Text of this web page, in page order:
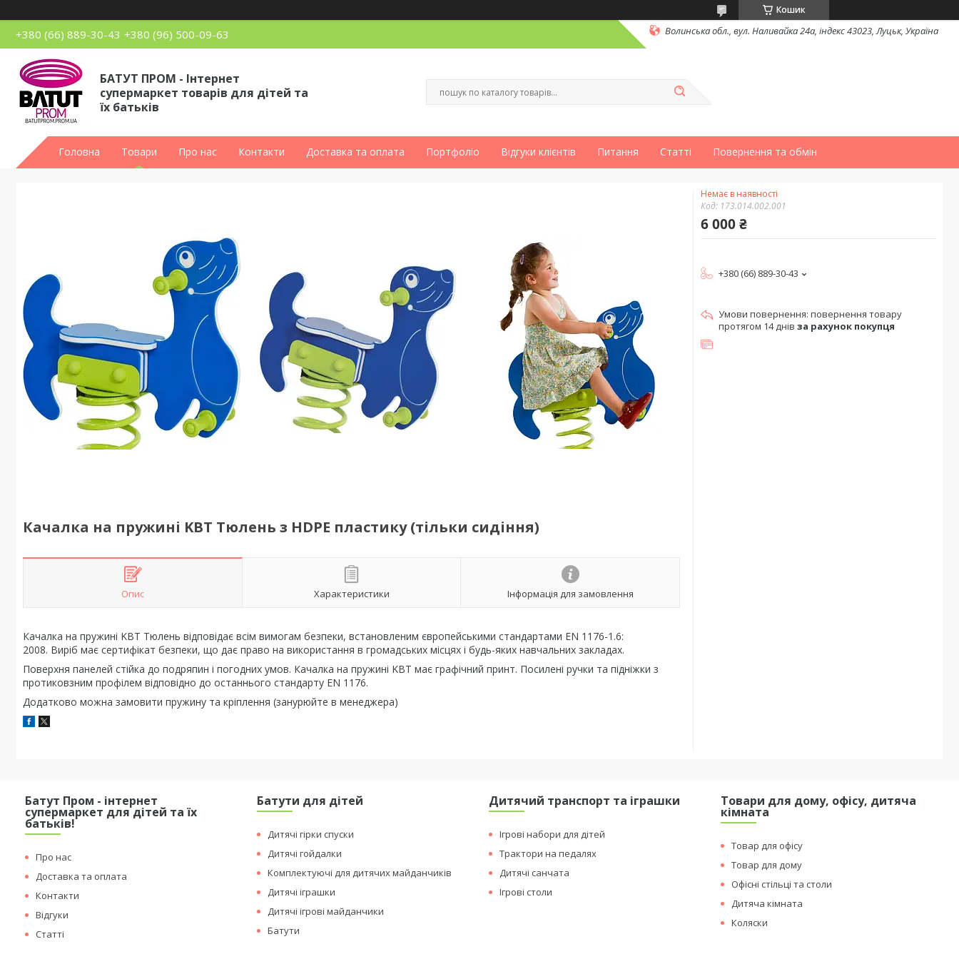
Кошик
+380 (66) 889-30-43 +380 (96) 500-09-63 Волинська обл., вул. Наливайка 24а, індекс 43023, Луцьк, Україна
БАТУТ ПРОМ - Інтернет
супермаркет товарів для дітей та
їх батьків
Головна Товари Про нас Контакти Доставка та оплата Портфоліо Відгуки клієнтів Питання Статті Повернення та обмін
Качалка на пружині KBT Тюлень з HDPE пластику (тільки сидіння)
Опис Характеристики Інформація для замовлення
Качалка на пружині KBT Тюлень відповідає всім вимогам безпеки, встановленим європейськими стандартами EN 1176-1.6:
2008. Виріб має сертифікат безпеки, що дає право на використання в громадських місцях і будь-яких навчальних закладах.
Поверхня панелей стійка до подряпин і погодних умов. Качалка на пружині KBT має графічний принт. Посилені ручки та підніжки з
протиковзним профілем відповідно до останнього стандарту EN 1176.
Додатково можна замовити пружину та кріплення (занурюйте в менеджера)
Немає в наявності
Код: 173.014.002.001
6 000 ₴
+380 (66) 889-30-43
повернення товару
протягом 14 днів за рахунок покупця
Батут Пром - інтернет
супермаркет для дітей та їх
батьків!
Про нас
Доставка та оплата
Контакти
Відгуки
Статті
Батути для дітей
Дитячі гірки спуски
Дитячі гойдалки
Комплектуючі для дитячих майданчиків
Дитячі іграшки
Дитячі ігрові майданчики
Батути
Дитячий транспорт та іграшки
Ігрові набори для дітей
Трактори на педалях
Дитячі санчата
Ігрові столи
Товари для дому, офісу, дитяча
кімната
Товар для офісу
Товар для дому
Офісні стільці та столи
Дитяча кімната
Коляски